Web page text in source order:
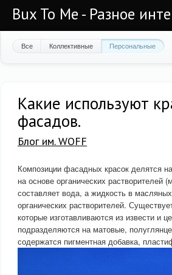
Bux To Me - Разное
Все Коллективные Персональные
Какие используют
фасадов.
Блог им. WOFF
Композиции фасадных красок делятся
на основе органических
составляет вода, а жидкость в
органических растворителей.
которые изготавливаются из извести и
подразделяются на матовые,
содержатся пигментная добавка,